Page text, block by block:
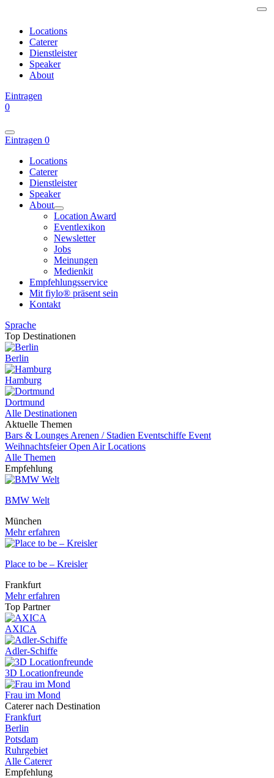
Locations
Caterer
Dienstleister
Speaker
About
Eintragen
0
Eintragen 0
Locations
Caterer
Dienstleister
Speaker
About
Location Award
Eventlexikon
Newsletter
Jobs
Meinungen
Medienkit
Empfehlungsservice
Mit fiylo® präsent sein
Kontakt
Sprache
Top Destinationen
Berlin
Hamburg
Dortmund
Alle Destinationen
Aktuelle Themen
Bars & Lounges Arenen / Stadien Eventschiffe Event
WeihnachtsfeierOpen Air Locations
Alle Themen
Empfehlung
BMW Welt
München
Mehr erfahren
Place to be – Kreisler
Frankfurt
Mehr erfahren
Top Partner
AXICA
Adler-Schiffe
3D Locationfreunde
Frau im Mond
Caterer nach Destination
Frankfurt
Berlin
Potsdam
Ruhrgebiet
Alle Caterer
Empfehlung